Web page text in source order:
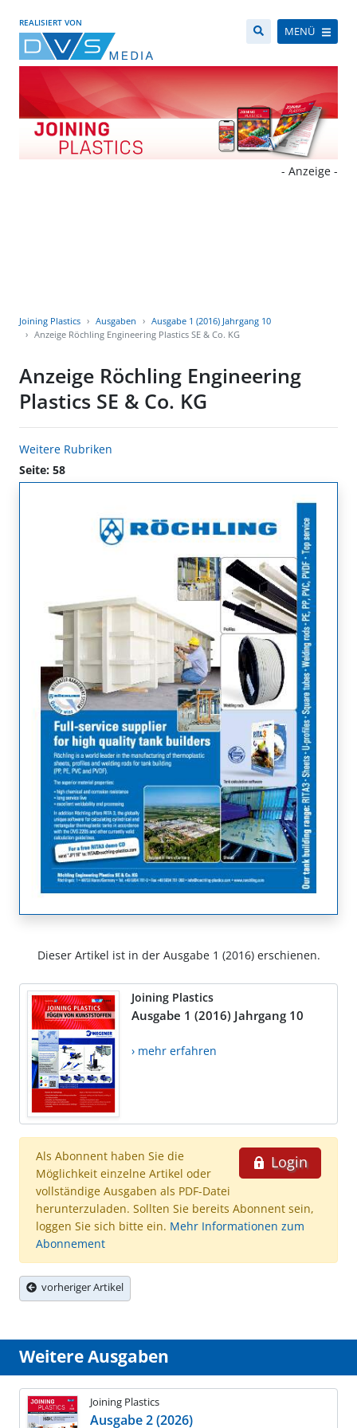
REALISIERT VON
MENÜ
- Anzeige -
Joining Plastics Ausgaben
Ausgabe 1 (2016) Jahrgang 10
Anzeige Röchling Engineering Plastics SE & Co. KG
Anzeige Röchling Engineering
Plastics SE & Co. KG
Weitere Rubriken
Seite: 58
Dieser Artikel ist in der Ausgabe 1 (2016) erschienen.
Joining Plastics
Ausgabe 1 (2016) Jahrgang 10
› mehr erfahren
Login
Als Abonnent haben Sie die
Möglichkeit einzelne Artikel oder
vollständige Ausgaben als PDF-Datei
herunterzuladen. Sollten Sie bereits Abonnent sein,
loggen Sie sich bitte ein. Mehr Informationen zum
Abonnement
vorheriger Artikel
Weitere Ausgaben
Joining Plastics
Ausgabe 2 (2026)